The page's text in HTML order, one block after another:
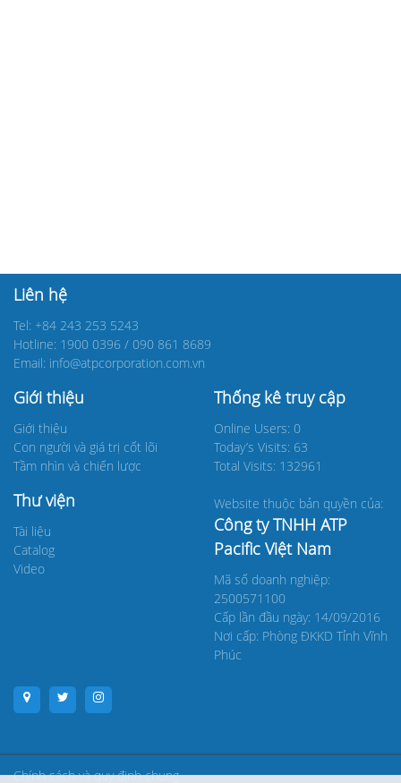
Liên hệ
Tel: +84 243 253 5243
Hotline: 1900 0396 / 090 861 8689
Email: info@atpcorporation.com.vn
Giới thiệu
Giới thiệu
Con người và giá trị cốt lõi
Tầm nhìn và chiến lược
Thư viện
Tài liệu
Catalog
Video
Thống kê truy cập
Online Users: 0
Today’s Visits: 63
Total Visits: 132961
Website thuộc bản quyền của:
Công ty TNHH ATP
Pacific Việt Nam
Mã số doanh nghiệp:
2500571100
Cấp lần đầu ngày: 14/09/2016
Nơi cấp: Phòng ĐKKD Tỉnh Vĩnh
Phúc
Chính sách và quy định chung